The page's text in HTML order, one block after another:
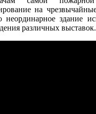
на
здание
различных выставок.